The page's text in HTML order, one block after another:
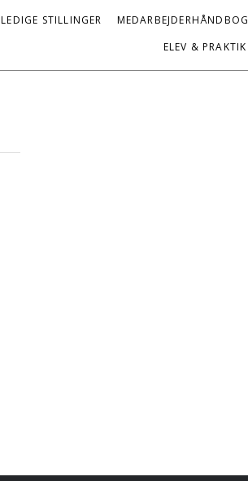
LEDIGE STILLINGER MEDARBEJDERHÅNDBOG
ELEV & PRAKTIK